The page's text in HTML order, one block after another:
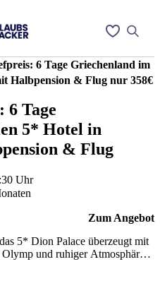
6 Tage Griechenland im
Halbpension & Flug nur 358€
6 Tage
5* Hotel in
& Flug
5* Dion Palace überzeugt mit
und ruhiger Atmosphäre.
ist richtig gut gemacht,
Uhr
Zum Angebot